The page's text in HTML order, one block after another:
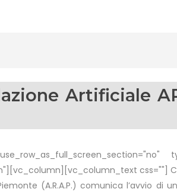
Artificiale
css=""]
(A.R.A.P.) comunica l’avvio